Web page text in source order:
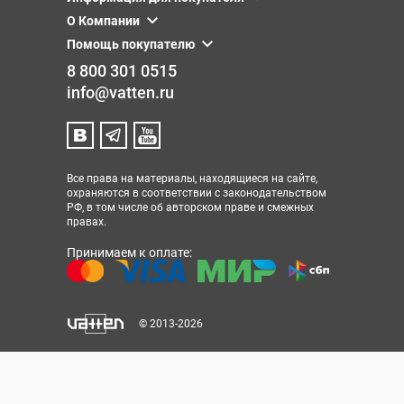
О Компании
Помощь покупателю
8 800 301 0515
info@vatten.ru
Все права на материалы, находящиеся на сайте,
охраняются в соответствии с законодательством
РФ, в том числе об авторском праве и смежных
правах.
Принимаем к оплате:
© 2013-2026